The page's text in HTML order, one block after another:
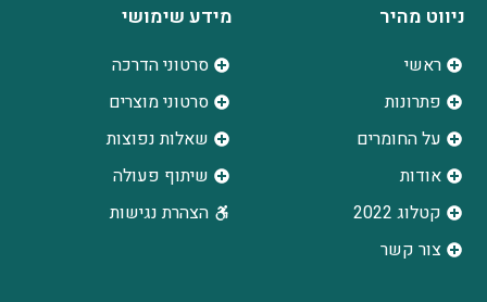
ניווט מהיר
ראשי
פתרונות
על החומרים
אודות
קטלוג 2022
צור קשר
מידע שימושי
סרטוני הדרכה
סרטוני מוצרים
שאלות נפוצות
שיתוף פעולה
הצהרת נגישות